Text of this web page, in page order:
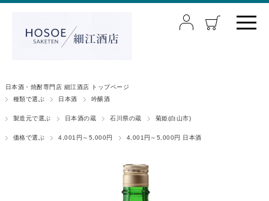
日本酒・焼酎専門店 細江酒店 トップページ
種類で選ぶ
日本酒 吟醸酒
製造元で選ぶ 日本酒の蔵 石川県の蔵 菊姫(白山市)
価格で選ぶ 4,001円～5,000円 4,001円～5,000円 日本酒